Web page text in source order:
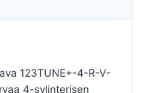
123TUNE+-4-R-V-
4-sylinterisen